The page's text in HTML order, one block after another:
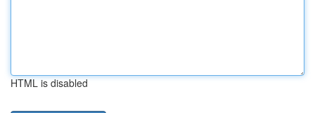
HTML is disabled